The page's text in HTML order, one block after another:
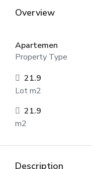
Overview
Apartemen
Property Type
21.9
Lot m2
21.9
m2
Description